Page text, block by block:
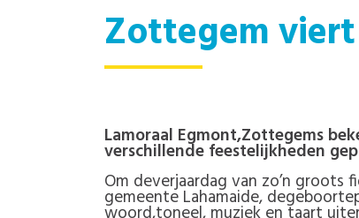
Zottegem
Lamoraal Egmont,Zottegems
verschillende feestelijkheden
Om deverjaardag van zo’n
gemeente Lahamaide,